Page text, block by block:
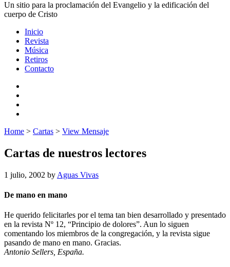
Un sitio para la proclamación del Evangelio y la edificación del
cuerpo de Cristo
Inicio
Revista
Música
Retiros
Contacto
Home > Cartas > View Mensaje
Cartas de nuestros lectores
1 julio, 2002 by Aguas Vivas
De mano en mano
He querido felicitarles por el tema tan bien desarrollado y presentado
en la revista Nº 12, “Principio de dolores”. Aun lo siguen
comentando los miembros de la congregación, y la revista sigue
pasando de mano en mano. Gracias.
Antonio Sellers, España.